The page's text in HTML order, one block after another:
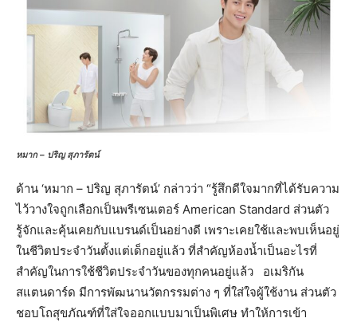
หมาก – ปริญ สุภารัตน์
ด้าน ‘หมาก – ปริญ สุภารัตน์’ กล่าวว่า “รู้สึกดีใจมากที่ได้รับความ
ไว้วางใจถูกเลือกเป็นพรีเซนเตอร์ American Standard ส่วนตัว
รู้จักและคุ้นเคยกับแบรนด์เป็นอย่างดี เพราะเคยใช้และพบเห็นอยู่
ในชีวิตประจำวันตั้งแต่เด็กอยู่แล้ว ที่สำคัญห้องน้ำเป็นอะไรที่
สำคัญในการใช้ชีวิตประจำวันของทุกคนอยู่แล้ว อเมริกัน
สแตนดาร์ด มีการพัฒนานวัตกรรมต่าง ๆ ที่ใส่ใจผู้ใช้งาน ส่วนตัว
ชอบโถสุขภัณฑ์ที่ใส่ใจออกแบบมาเป็นพิเศษ ทำให้การเข้า